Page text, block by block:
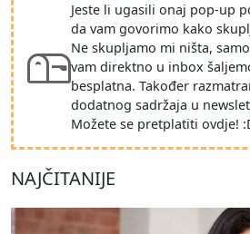
Jeste li ugasili onaj pop-up
da vam govorimo kako
Ne skupljamo mi ništa,
vam direktno u inbox
besplatna. Također
dodatnog sadržaja u
Možete se pretplatiti ovdje!
NAJČITANIJE